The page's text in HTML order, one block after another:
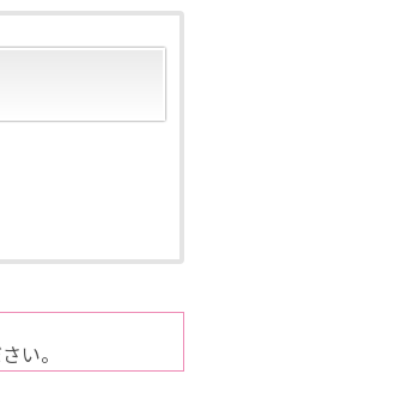
い。